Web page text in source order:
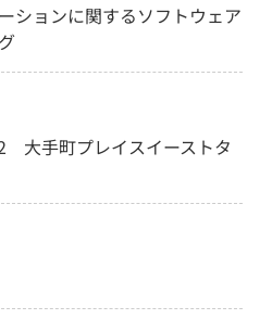
ションに関するソフトウェア
大手町プレイスイーストタ